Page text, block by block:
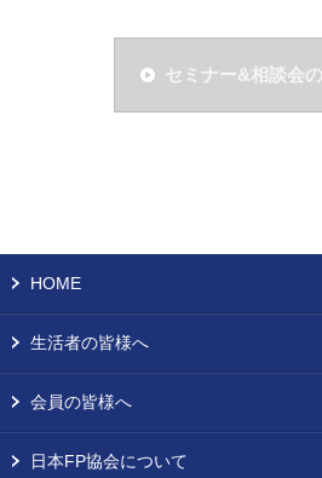
セミナー&相談会
HOME
生活者の皆様へ
会員の皆様へ
日本FP協会について